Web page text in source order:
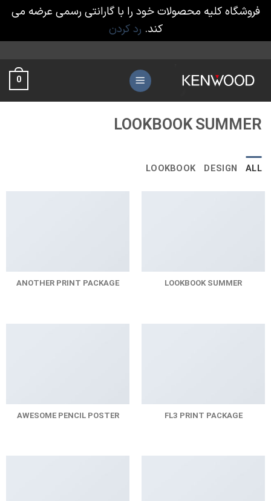
فروشگاه کلیه محصولات خود را با گارانتی رسمی عرضه می
کند. رد کردن
content
0
LOOKBOOK SUMMER
ALL
DESIGN
LOOKBOOK
LOOKBOOK SUMMER
ANOTHER PRINT PACKAGE
FL3 PRINT PACKAGE
AWESOME PENCIL POSTER